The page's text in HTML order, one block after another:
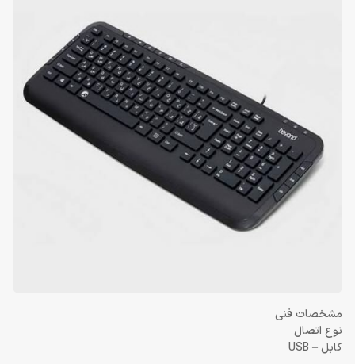
مشخصات فنی
نوع اتصال
کابل – USB